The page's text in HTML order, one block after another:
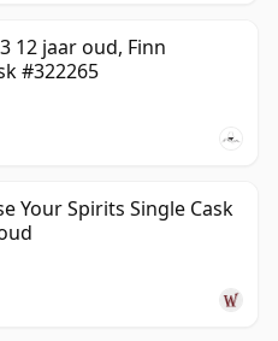
12 jaar oud, Finn
#322265
Your Spirits Single Cask